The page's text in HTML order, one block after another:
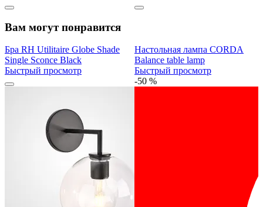
Вам могут понравится
Бра RH Utilitaire Globe Shade
Single Sconce Black
Быстрый просмотр
Настольная лампа CORDA
Balance table lamp
Быстрый просмотр
-50 %